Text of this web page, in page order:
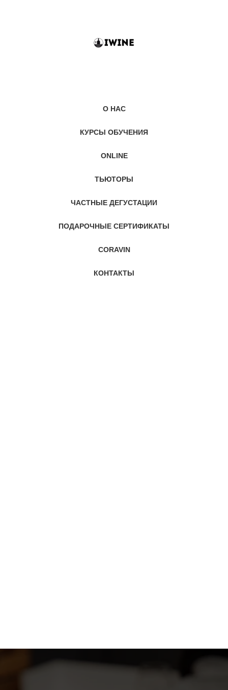
О НАС
КУРСЫ ОБУЧЕНИЯ
ONLINE
ТЬЮТОРЫ
ЧАСТНЫЕ ДЕГУСТАЦИИ
ПОДАРОЧНЫЕ СЕРТИФИКАТЫ
CORAVIN
КОНТАКТЫ